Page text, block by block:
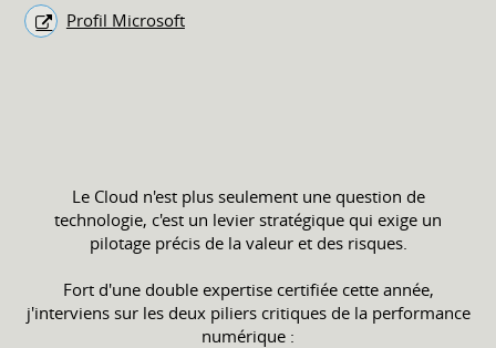
Profil Microsoft
Le Cloud n'est plus seulement une question de
technologie, c'est un levier stratégique qui exige un
pilotage précis de la valeur et des risques.
Fort d'une double expertise certifiée cette année,
j'interviens sur les deux piliers critiques de la performance
numérique :